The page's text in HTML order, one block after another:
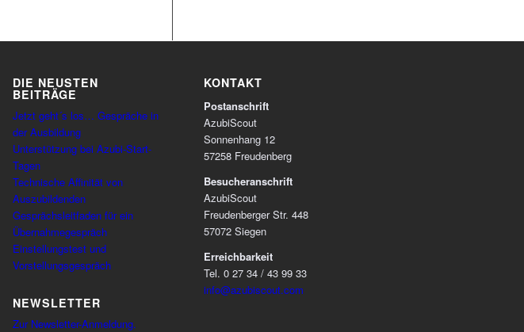
DIE NEUSTEN
BEITRÄGE
Jetzt geht´s los… Gespräche in
der Ausbildung
Unterstützung bei Azubi-Start-
Tagen
Technische Affinität von
Auszubildenden
Gesprächsleitfaden für ein
Übernahmegespräch
Einstellungstest und
Vorstellungsgespräch
NEWSLETTER
Zur Newsletter-Anmeldung.
KONTAKT
Postanschrift
AzubiScout
Sonnenhang 12
57258 Freudenberg
Besucheranschrift
AzubiScout
Freudenberger Str. 448
57072 Siegen
Erreichbarkeit
Tel. 0 27 34 / 43 99 33
info@azubiscout.com